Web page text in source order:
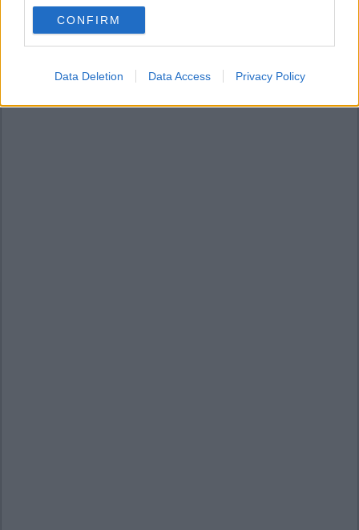
use your data for below specified purposes in below Google
consent section.
CONFIRM
Data Deletion Data Access Privacy Policy